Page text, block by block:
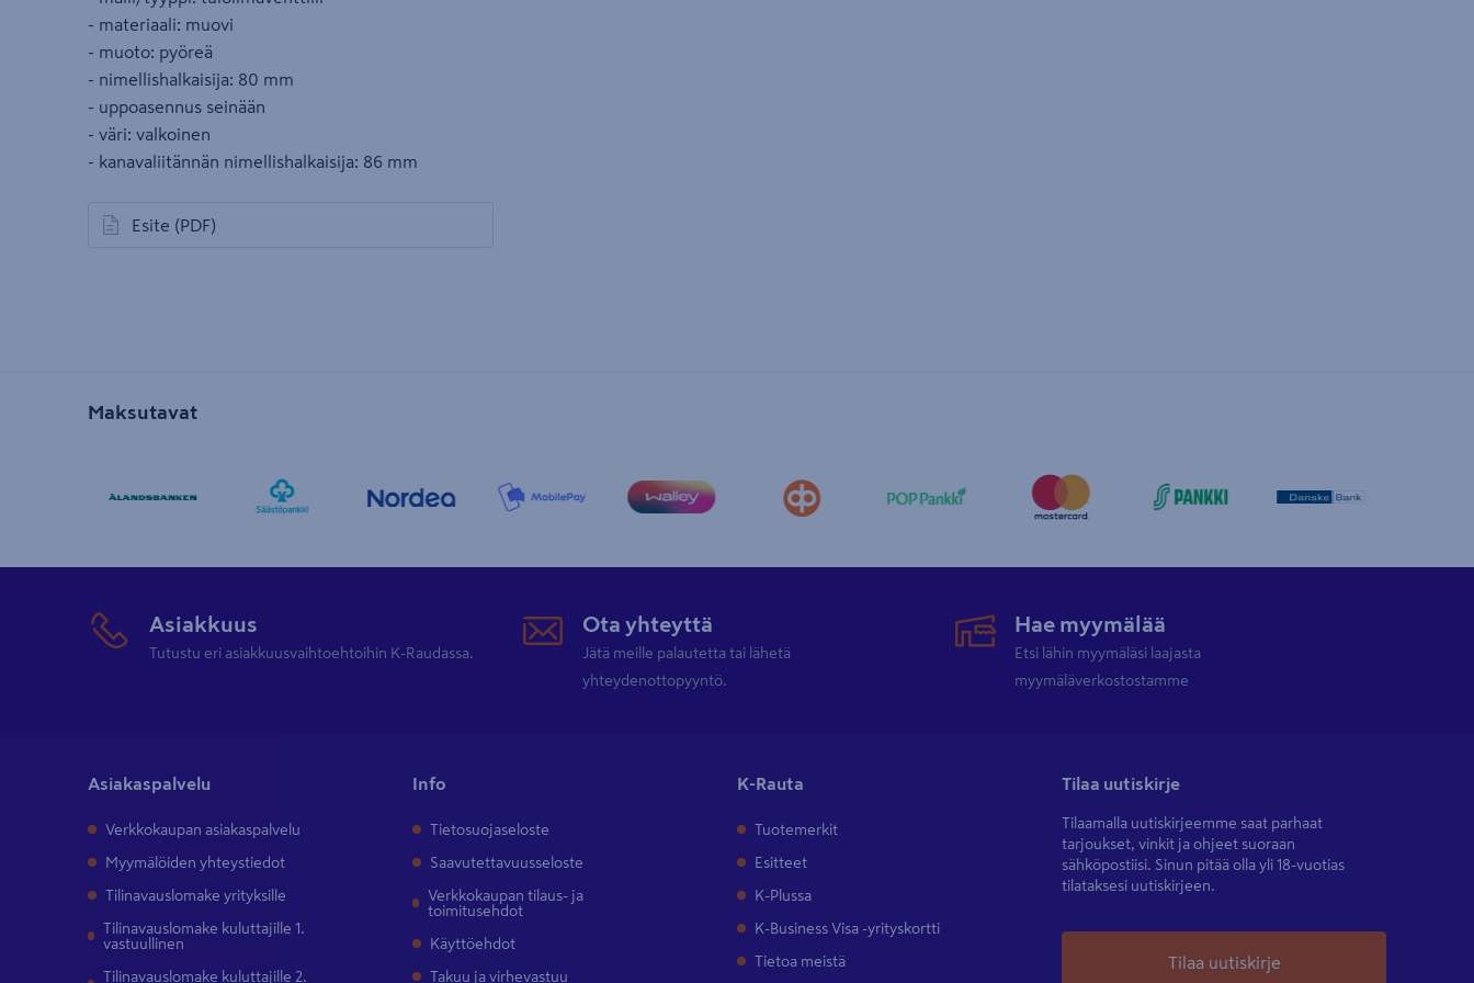
- materiaali: muovi
- muoto: pyöreä
- nimellishalkaisija: 80 mm
- uppoasennus seinään
- väri: valkoinen
- kanavaliitännän nimellishalkaisija: 86 mm
Esite (PDF)
avautuu uuteen välilehteen
Maksutavat
Asiakkuus
Tutustu eri asiakkuusvaihtoehtoihin K-Raudassa.
Ota yhteyttä
Jätä meille palautetta tai lähetä
yhteydenottopyyntö.
Hae myymälää
Etsi lähin myymäläsi laajasta
myymäläverkostostamme
Asiakaspalvelu
Verkkokaupan asiakaspalvelu
Myymälöiden yhteystiedot
Tilinavauslomake yrityksille
Tilinavauslomake kuluttajille 1.
vastuullinen
Tilinavauslomake kuluttajille 2.
Info
Tietosuojaseloste
Saavutettavuusseloste
Verkkokaupan tilaus- ja
toimitusehdot
Käyttöehdot
Takuu ja virhevastuu
K-Rauta
Tuotemerkit
Esitteet
K-Plussa
K-Business Visa -yrityskortti
Tietoa meistä
Tilaa uutiskirje
Tilaamalla uutiskirjeemme saat parhaat
tarjoukset, vinkit ja ohjeet suoraan
sähköpostiisi. Sinun pitää olla yli 18-vuotias
tilataksesi uutiskirjeen.
Tilaa uutiskirje